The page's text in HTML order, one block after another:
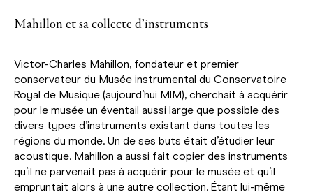
Mahillon et sa collecte d’instruments
Victor-Charles Mahillon, fondateur et premier
conservateur du Musée instrumental du Conservatoire
Royal de Musique (aujourd’hui MIM), cherchait à acquérir
pour le musée un éventail aussi large que possible des
divers types d’instruments existant dans toutes les
régions du monde. Un de ses buts était d’étudier leur
acoustique. Mahillon a aussi fait copier des instruments
qu’il ne parvenait pas à acquérir pour le musée et qu’il
empruntait alors à une autre collection. Étant lui-même